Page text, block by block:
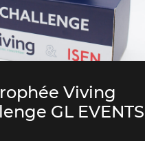
Viving
GL EVENTS